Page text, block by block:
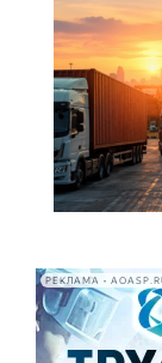
РЕКЛАМА •